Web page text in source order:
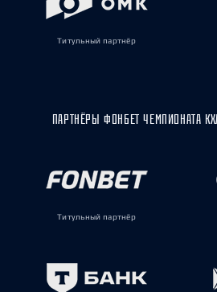
Титульный партнёр
ПАРТНЁРЫ ФОНБЕТ ЧЕМПИОНАТА
Титульный партнёр